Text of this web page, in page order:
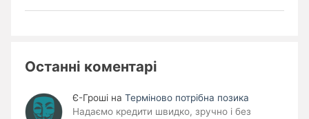
Останні коментарі
Є-Гроші на Терміново потрібна позика
Надаємо кредити швидко, зручно і без